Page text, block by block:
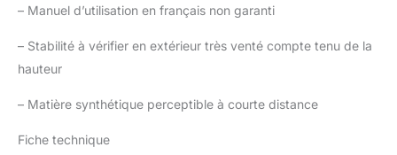
– Manuel d’utilisation en français non garanti
– Stabilité à vérifier en extérieur très venté compte tenu de la
hauteur
– Matière synthétique perceptible à courte distance
Fiche technique